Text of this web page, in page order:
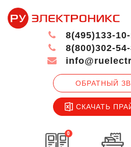
ОБРАТНЫЙ
СКАЧАТЬ
8(495)133-
8(800)302-
0